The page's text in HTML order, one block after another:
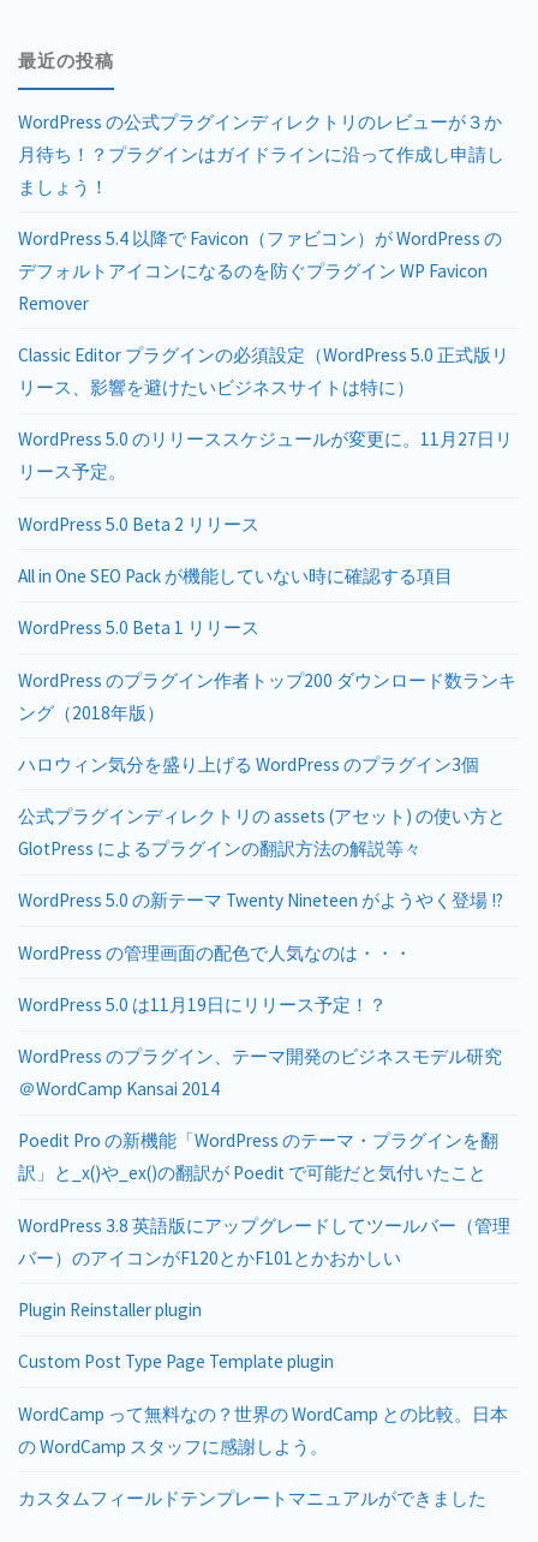
最近の投稿
WordPress の公式プラグインディレクトリのレビューが３か
月待ち！？プラグインはガイドラインに沿って作成し申請し
ましょう！
WordPress 5.4 以降で Favicon（ファビコン）が WordPress の
デフォルトアイコンになるのを防ぐプラグイン WP Favicon
Remover
Classic Editor プラグインの必須設定（WordPress 5.0 正式版リ
リース、影響を避けたいビジネスサイトは特に）
WordPress 5.0 のリリーススケジュールが変更に。11月27日リ
リース予定。
WordPress 5.0 Beta 2 リリース
All in One SEO Pack が機能していない時に確認する項目
WordPress 5.0 Beta 1 リリース
WordPress のプラグイン作者トップ200 ダウンロード数ランキ
ング（2018年版）
ハロウィン気分を盛り上げる WordPress のプラグイン3個
公式プラグインディレクトリの assets (アセット) の使い方と
GlotPress によるプラグインの翻訳方法の解説等々
WordPress 5.0 の新テーマ Twenty Nineteen がようやく登場 !?
WordPress の管理画面の配色で人気なのは・・・
WordPress 5.0 は11月19日にリリース予定！？
WordPress のプラグイン、テーマ開発のビジネスモデル研究
＠WordCamp Kansai 2014
Poedit Pro の新機能「WordPress のテーマ・プラグインを翻
訳」と_x()や_ex()の翻訳が Poedit で可能だと気付いたこと
WordPress 3.8 英語版にアップグレードしてツールバー（管理
バー）のアイコンがF120とかF101とかおかしい
Plugin Reinstaller plugin
Custom Post Type Page Template plugin
WordCamp って無料なの？世界の WordCamp との比較。日本
の WordCamp スタッフに感謝しよう。
カスタムフィールドテンプレートマニュアルができました